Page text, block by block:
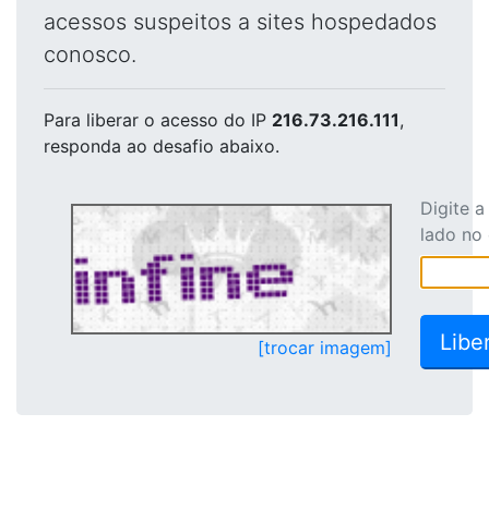
acessos suspeitos a sites hospedados
conosco.
Para liberar o acesso do IP 216.73.216.111,
responda ao desafio abaixo.
[trocar imagem]
Digite
lado no